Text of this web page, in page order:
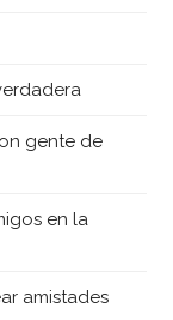
gente de
en la
amistades